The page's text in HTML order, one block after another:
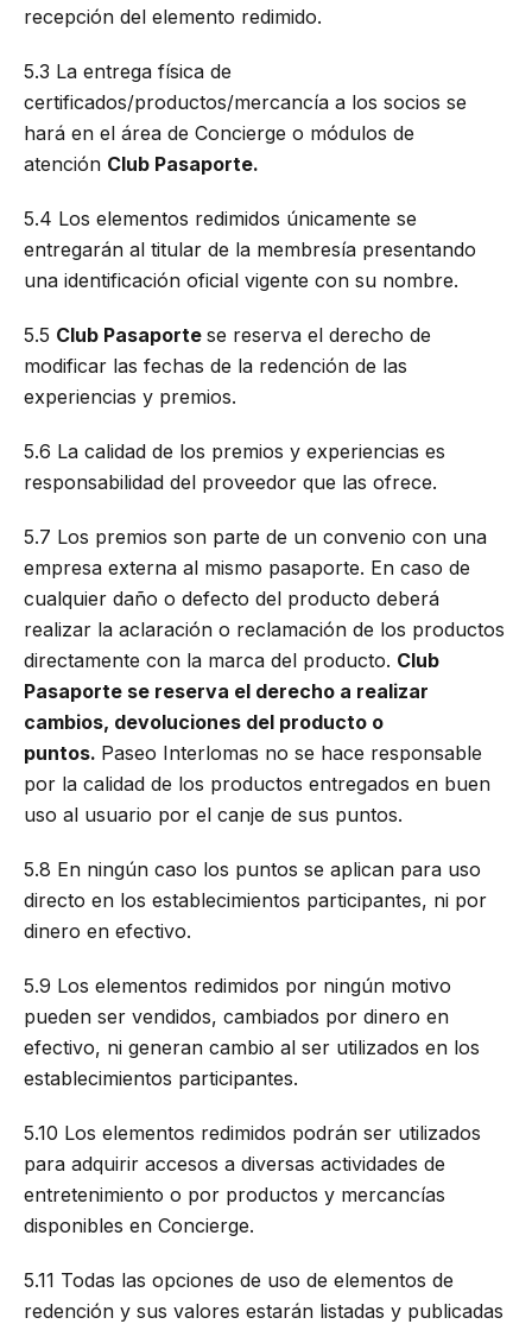
recepción del elemento redimido.
5.3 La entrega física de
certificados/productos/mercancía a los socios se
hará en el área de Concierge o módulos de
atención Club Pasaporte.
5.4 Los elementos redimidos únicamente se
entregarán al titular de la membresía presentando
una identificación oficial vigente con su nombre.
5.5 Club Pasaporte se reserva el derecho de
modificar las fechas de la redención de las
experiencias y premios.
5.6 La calidad de los premios y experiencias es
responsabilidad del proveedor que las ofrece.
5.7 Los premios son parte de un convenio con una
empresa externa al mismo pasaporte. En caso de
cualquier daño o defecto del producto deberá
realizar la aclaración o reclamación de los productos
directamente con la marca del producto. Club
Pasaporte se reserva el derecho a realizar
cambios, devoluciones del producto o
puntos. Paseo Interlomas no se hace responsable
por la calidad de los productos entregados en buen
uso al usuario por el canje de sus puntos.
5.8 En ningún caso los puntos se aplican para uso
directo en los establecimientos participantes, ni por
dinero en efectivo.
5.9 Los elementos redimidos por ningún motivo
pueden ser vendidos, cambiados por dinero en
efectivo, ni generan cambio al ser utilizados en los
establecimientos participantes.
5.10 Los elementos redimidos podrán ser utilizados
para adquirir accesos a diversas actividades de
entretenimiento o por productos y mercancías
disponibles en Concierge.
5.11 Todas las opciones de uso de elementos de
redención y sus valores estarán listadas y publicadas